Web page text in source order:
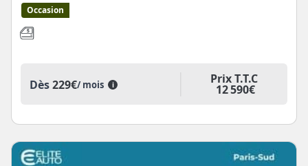
Occasion
Dès229€/ mois i Prix T.T.C
12 590€